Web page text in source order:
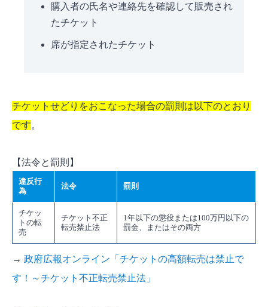
購入者の氏名や連絡先を確認して販売され
たチケット
席が指定されたチケット
チケットせどりをおこなった場合の罰則は以下のとおり
です。
【法令と罰則】
違反行
為
法令 罰則
チケッ
トの転
売
チケット不正
転売禁止法
1年以下の懲役または100万円以下の
罰金、またはその両方
→ 政府広報オンライン「チケットの高額転売は禁止で
す！～チケット不正転売禁止法」